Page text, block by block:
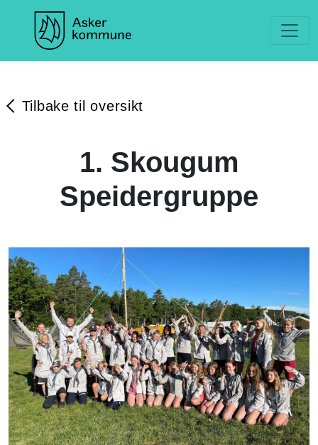
Tilbake til oversikt
1. Skougum
Speidergruppe